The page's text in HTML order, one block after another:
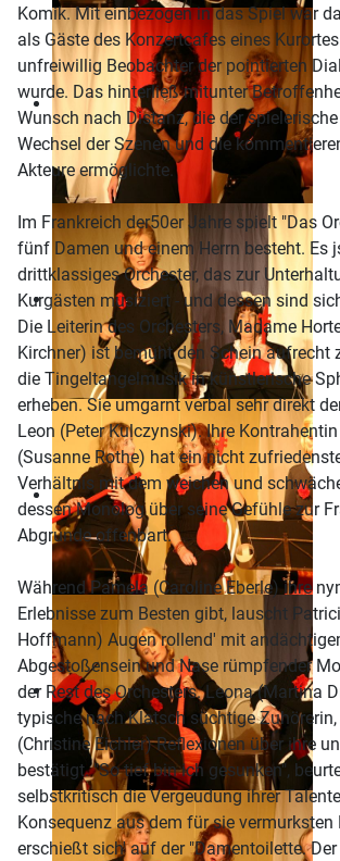
Komik. Mit einbezogen in das Spiel war
als Gäste des Konzertcafes eines
unfreiwillig Beobachter der pointierten
wurde. Das hinterließ mitunter
Wunsch nach Distanz, die der
Wechsel der Szenen und die
Akteure ermöglichte.
Im Frankreich der50er Jahre spielt "Das
fünf Damen und einem Herrn besteht. Es
drittklassiges Orchester, das zur
Kurgästen musiziert - und dessen sind
Die Leiterin des Orchesters, Madame
Kirchner) ist bemüht den Schein aufrecht
die Tingeltangelmusik in künstlerische
erheben. Sie umgarnt verbal sehr direkt
Leon (Peter Kulczynski). Ihre
(Susanne Rothe) hat ein nicht
Verhältnis mit dem weichen und
dessen Monolog über seine Gefühle zur
Abgrunde offenbart.
Während Pamela (Caroline Eberle) ihre
Erlebnisse zum Besten gibt, lauscht
Hoffmann) Augen rollend' mit
Abgestoßensein und Nase rümpfender
der Rest des Orchesters. Leona (Martina
typische nach Klatsch süchtige
(Christine Eichler) Reflexionen über ihre
bestätigt. "So tief bin ich gesunken",
selbstkritisch die Vergeudung ihrer
Konsequenz aus dem für sie vermurksten
erschießt sich' auf der "Damentoilette. Der